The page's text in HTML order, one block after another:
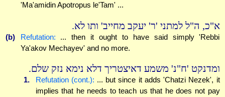
'Ma'amidin Apotropus le'Tam' ...
א"כ, ה"ל למתני 'ר' יעקב מחייב' ותו לא.
(b) Refutation: ... then it ought to have said simply 'Rebbi
Ya'akov Mechayev' and no more.
ומדנקט 'ח"נ' משמע דאיצטריך דלא נימא נזק שלם.
1. Refutation (cont.): ... but since it adds 'Chatzi Nezek', it
implies that he needs to teach us that he does not pay